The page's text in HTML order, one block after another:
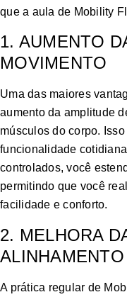
que a aula de Mobility
1. AUMENTO
MOVIMENTO
Uma das maiores
aumento da amplitude
músculos do corpo.
funcionalidade
controlados, você
permitindo que você
facilidade e conforto.
2. MELHORA
ALINHAMENTO
A prática regular de